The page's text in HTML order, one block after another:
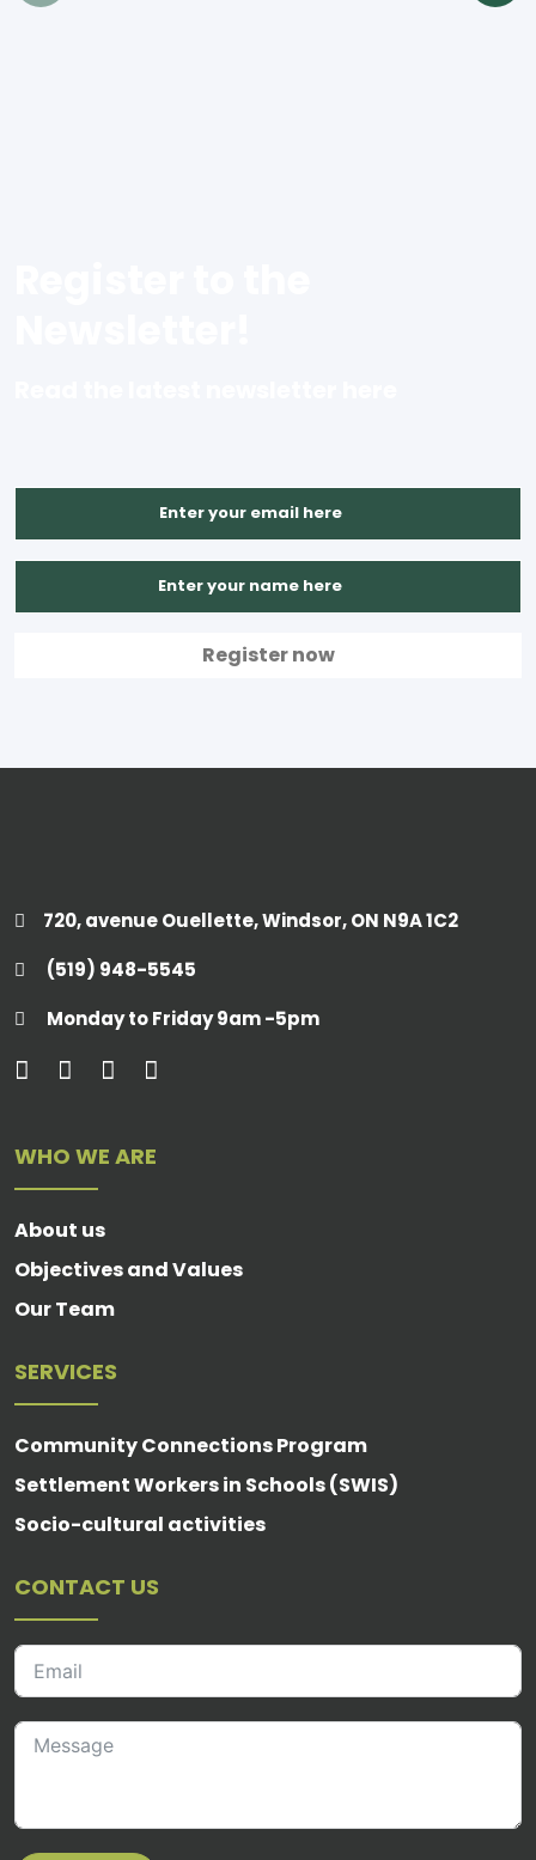
720, avenue Ouellette, Windsor, ON N9A 1C2
(519) 948-5545
Monday to Friday 9am -5pm
WHO WE ARE
About us
Objectives and Values
Our Team
SERVICES
Community Connections Program
Settlement Workers in Schools (SWIS)
Socio-cultural activities
CONTACT US